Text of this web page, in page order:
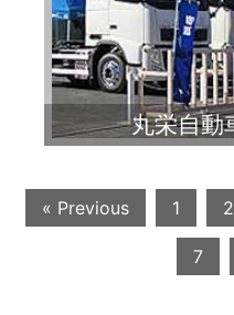
丸栄自
« Previous 1 2
7